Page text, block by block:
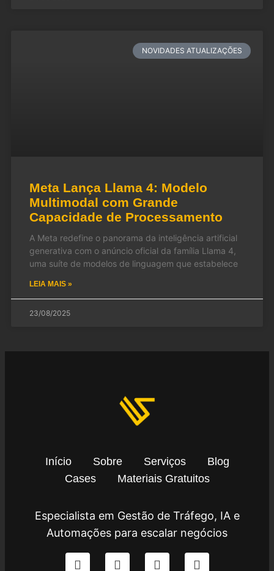
NOVIDADES ATUALIZAÇÕES
Meta Lança Llama 4: Modelo
Multimodal com Grande
Capacidade de Processamento
A Meta redefine o panorama da inteligência artificial
generativa com o anúncio oficial da família Llama 4,
uma suíte de modelos de linguagem que estabelece
LEIA MAIS »
23/08/2025
Início Sobre Serviços
Blog
Cases
Materiais Gratuitos
Especialista em Gestão de Tráfego, IA e
Automações para escalar negócios